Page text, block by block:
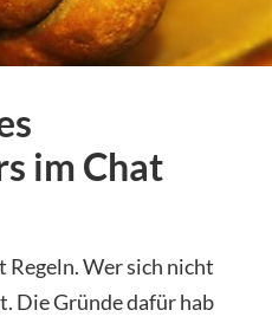
im Chat
Wer sich nicht
Die Gründe dafür hab